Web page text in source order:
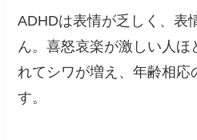
ADHDは表情が乏しく、表
ん。喜怒哀楽が激しい人ほ
れてシワが増え、年齢相応
す。